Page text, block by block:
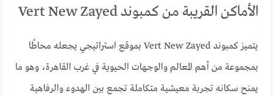
الأماكن القريبة من كمبوند Vert New Zayed
يتميز كمبوند Vert New Zayed بموقع استراتيجي يجعله محاطًا
بمجموعة من أهم المعالم والوجهات الحيوية في غرب القاهرة، وهو ما
يمنح سكانه تجربة معيشية متكاملة تجمع بين الهدوء والرفاهية